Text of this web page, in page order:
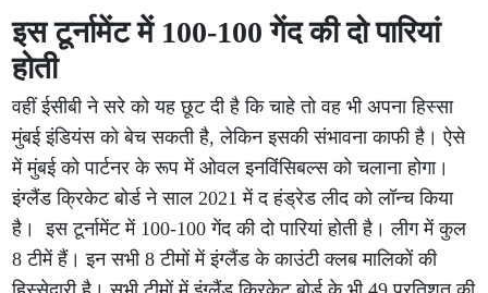
इस टूर्नामेंट में 100-100 गेंद की दो पारियां
होती
वहीं ईसीबी ने सरे को यह छूट दी है कि चाहे तो वह भी अपना हिस्सा
मुंबई इंडियंस को बेच सकती है, लेकिन इसकी संभावना काफी है। ऐसे
में मुंबई को पार्टनर के रूप में ओवल इनविंसिबल्स को चलाना होगा।
इंग्लैंड क्रिकेट बोर्ड ने साल 2021 में द हंड्रेड लीद को लॉन्च किया
है। इस टूर्नामेंट में 100-100 गेंद की दो पारियां होती है। लीग में कुल
8 टीमें हैं। इन सभी 8 टीमों में इंग्लैंड के काउंटी क्लब मालिकों की